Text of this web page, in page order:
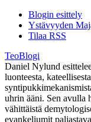
Blogin esittely
Ystävyyden
Tilaa RSS
TeoBlogi
Daniel Nylund
luonteesta,
uhrin ääni. Sen avulla
vähittäistä
evankeliumit